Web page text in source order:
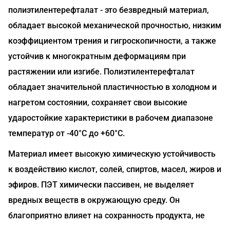
полиэтилентерефталат - это безвредный материал,
обладает высокой механической прочностью, низким
коэффициентом трения и гигроскопичности, а также
устойчив к многократным деформациям при
растяжении или изгибе. Полиэтилентерефталат
обладает значительной пластичностью в холодном и
нагретом состоянии, сохраняет свои высокие
ударостойкие характеристики в рабочем диапазоне
температур от -40°С до +60°С.
Материал имеет высокую химическую устойчивость
к воздействию кислот, солей, спиртов, масел, жиров и
эфиров. ПЭТ химически пассивен, не выделяет
вредных веществ в окружающую среду. Он
благоприятно влияет на сохранность продукта, не